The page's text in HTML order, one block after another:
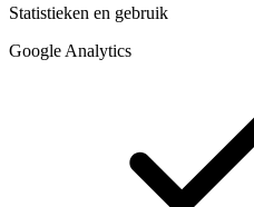
Statistieken en gebruik
Google Analytics